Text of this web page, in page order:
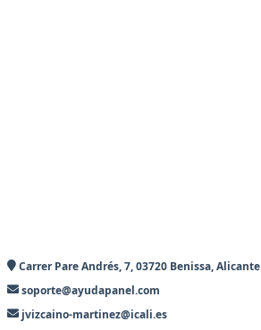
Carrer Pare Andrés, 7, 03720 Benissa, Alicante
soporte@ayudapanel.com
jvizcaino-martinez@icali.es